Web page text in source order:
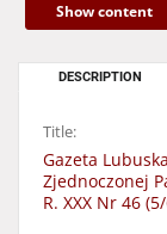
Show content
DESCRIPTION
Title:
Gazeta
Zjednoczonej
R. XXX Nr 46